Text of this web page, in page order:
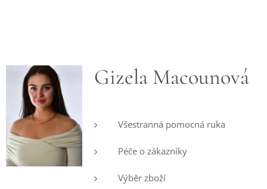
Gizela Macounová
Všestranná pomocná ruka
Péče o zákazníky
Výběr zboží